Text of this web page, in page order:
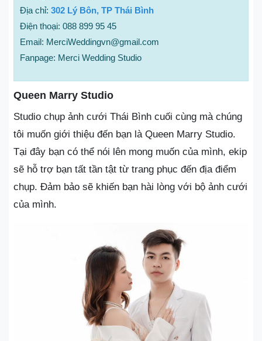
Địa chỉ: 302 Lý Bôn, TP Thái Bình
Điện thoại: 088 899 95 45
Email: MerciWeddingvn@gmail.com
Fanpage: Merci Wedding Studio
Queen Marry Studio
Studio chụp ảnh cưới Thái Bình cuối cùng mà chúng
tôi muốn giới thiệu đến bạn là Queen Marry Studio.
Tại đây bạn có thể nói lên mong muốn của mình, ekip
sẽ hỗ trợ bạn tất tần tật từ trang phục đến địa điểm
chụp. Đảm bảo sẽ khiến bạn hài lòng với bộ ảnh cưới
của mình.